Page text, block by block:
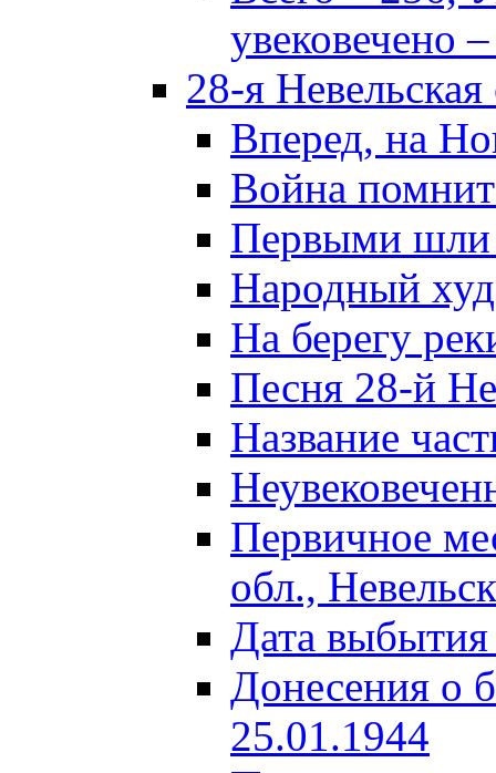
увековечено
28-я Невельская
Вперед, на
Война
Первыми шли
Народный
На берегу
Песня 28-й
Название
Первичное
обл.,
Дата
Донесения о
25.01.1944